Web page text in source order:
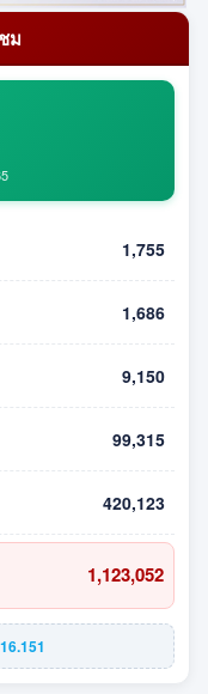
ม
1,755
1,686
9,150
99,315
420,123
1,123,052